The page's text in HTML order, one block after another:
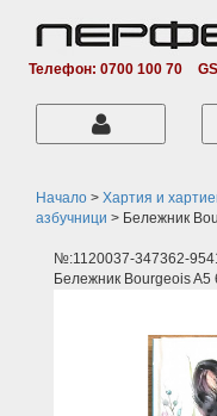
Телефон: 0700 100 70
Начало > Хартия и
азбучници > Бележник
№:1120037-347362-
Бележник Bourgeois A5